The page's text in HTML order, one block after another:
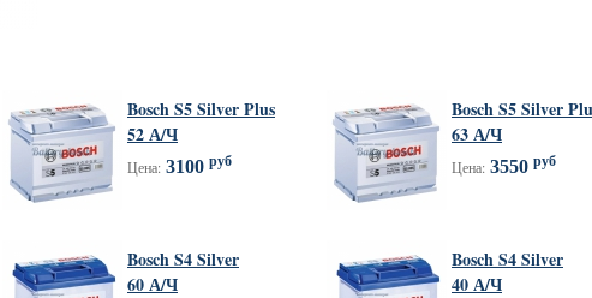
Bosch S5 Silver Plus
52 А/Ч
Цена: 3100 руб
Bosch S5 Silver
63 А/Ч
Цена: 3550 руб
Bosch S4 Silver
60 А/Ч
Bosch S4 Silver
40 А/Ч